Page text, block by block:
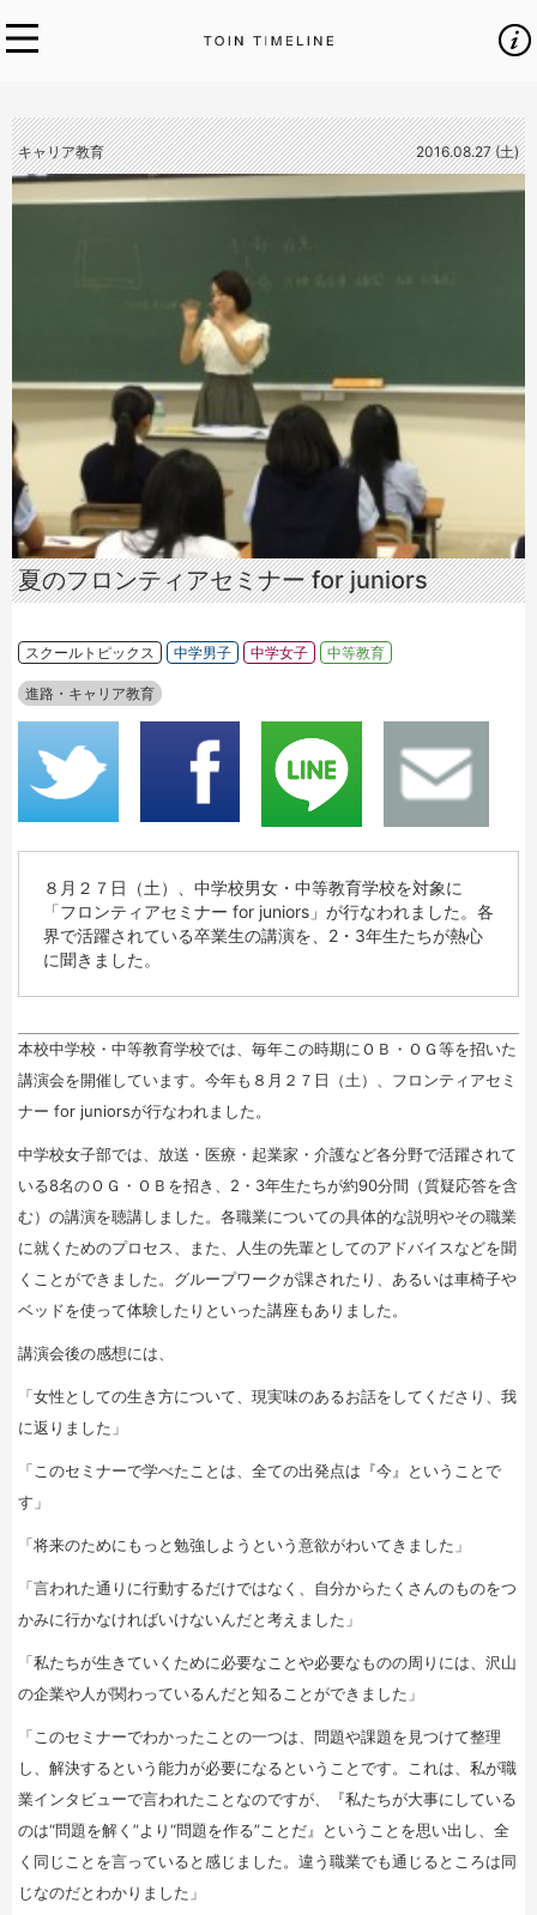
キャリア教育 2016.08.27 (土)
夏のフロンティアセミナー for juniors
スクールトピックス 中学男子 中学女子 中等教育
進路・キャリア教育
８月２７日（土）、中学校男女・中等教育学校を対象に
「フロンティアセミナー for juniors」が行なわれました。各
界で活躍されている卒業生の講演を、2・3年生たちが熱心
に聞きました。
本校中学校・中等教育学校では、毎年この時期にＯＢ・ＯＧ等を招いた
講演会を開催しています。今年も８月２７日（土）、フロンティアセミ
ナー for juniorsが行なわれました。
中学校女子部では、放送・医療・起業家・介護など各分野で活躍されて
いる8名のＯＧ・ＯＢを招き、2・3年生たちが約90分間（質疑応答を含
む）の講演を聴講しました。各職業についての具体的な説明やその職業
に就くためのプロセス、また、人生の先輩としてのアドバイスなどを聞
くことができました。グループワークが課されたり、あるいは車椅子や
ベッドを使って体験したりといった講座もありました。
講演会後の感想には、
「女性としての生き方について、現実味のあるお話をしてくださり、我
に返りました」
「このセミナーで学べたことは、全ての出発点は『今』ということで
す」
「将来のためにもっと勉強しようという意欲がわいてきました」
「言われた通りに行動するだけではなく、自分からたくさんのものをつ
かみに行かなければいけないんだと考えました」
「私たちが生きていくために必要なことや必要なものの周りには、沢山
の企業や人が関わっているんだと知ることができました」
「このセミナーでわかったことの一つは、問題や課題を見つけて整理
し、解決するという能力が必要になるということです。これは、私が職
業インタビューで言われたことなのですが、『私たちが大事にしている
のは“問題を解く”より“問題を作る”ことだ』ということを思い出し、全
く同じことを言っていると感じました。違う職業でも通じるところは同
じなのだとわかりました」